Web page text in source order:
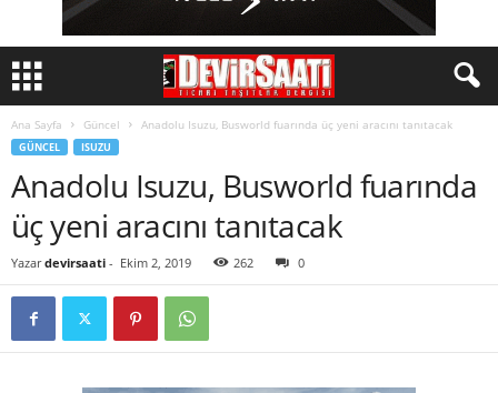
Ana Sayfa Güncel Anadolu Isuzu, Busworld fuarında üç yeni aracını tanıtacak
GÜNCEL ISUZU
Anadolu Isuzu, Busworld fuarında
üç yeni aracını tanıtacak
Yazar devirsaati - Ekim 2, 2019 262 0